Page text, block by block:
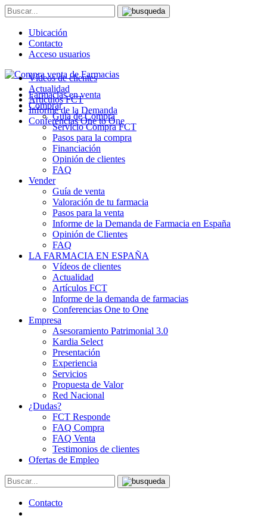
Ubicación
Contacto
Acceso usuarios
Farmacias en venta
Comprar
Guía de Compra
Servicio Compra FCT
Pasos para la compra
Financiación
Opinión de clientes
FAQ
Vender
Guía de venta
Valoración de tu farmacia
Pasos para la venta
Informe de la Demanda de Farmacia en España
Opinión de Clientes
FAQ
LA FARMACIA EN ESPAÑA
Vídeos de clientes
Actualidad
Artículos FCT
Informe de la demanda de farmacias
Conferencias One to One
Empresa
Asesoramiento Patrimonial 3.0
Kardia Select
Presentación
Experiencia
Servicios
Propuesta de Valor
Red Nacional
¿Dudas?
FCT Responde
FAQ Compra
FAQ Venta
Testimonios de clientes
Ofertas de Empleo
Contacto
Vídeos de clientes
Actualidad
Artículos FCT
Informe de la Demanda
Conferencias One to One